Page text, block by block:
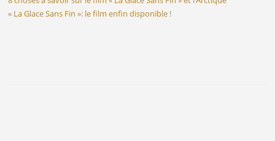
« La Glace Sans Fin »: le film enfin disponible !